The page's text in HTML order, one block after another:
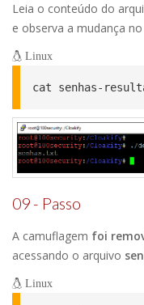
Leia o conteúdo do
e observa a mudança no
Linux
cat senhas-
09 - Passo
A camuflagem foi
acessando o arquivo
Linux